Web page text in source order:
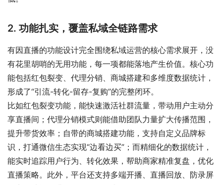
2. 功能扎实，覆盖私域全链路需求
有因直播的功能设计完全围绕私域运营的核心需求展开，没
有花里胡哨的无用功能，每一项都能落地产生价值。核心功
能包括红包裂变、代理分销、商城搭建和多维度数据统计，
形成了“引流-转化-留存-复购”的完整闭环。
比如红包裂变功能，能快速激活社群流量，带动用户主动分
享直播间；代理分销模式则能借助团队力量扩大传播范围，
提升带货效率；自带的商城搭建功能，支持自定义品牌标
识，打通微信生态实现“边看边买”；而精细化的数据统计，
能实时追踪用户行为、转化效果，帮助商家精准复盘，优化
直播策略。此外，平台还支持多端开播、直播回放、防录屏